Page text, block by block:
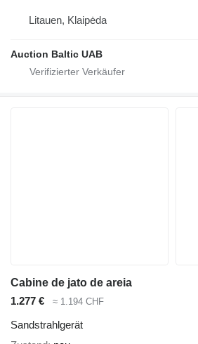
Litauen, Klaipėda
Auction Baltic UAB
Cabine de jato de areia
1.277 €
≈ 1.194 CHF
Sandstrahlgerät